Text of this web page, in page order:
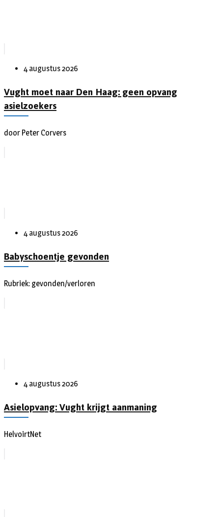
4 augustus 2026
Vught moet naar Den Haag: geen opvang
asielzoekers
door Peter Corvers
4 augustus 2026
Babyschoentje gevonden
Rubriek: gevonden/verloren
4 augustus 2026
Asielopvang: Vught krijgt aanmaning
HelvoirtNet